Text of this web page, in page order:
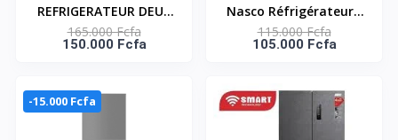
REFRIGERATEUR DEUX
PORTES DISTRIBUTEUR
D'EAU 380LT-
NASF2-380WD-FL
165.000 Fcfa
150.000 Fcfa
Nasco Réfrigérateur -
2 Portes -Snasf2-175-
107L(84Lt+23Lt)/Cle/Gri
.Energie/220-240V
115.000 Fcfa
105.000 Fcfa
-15.000 Fcfa